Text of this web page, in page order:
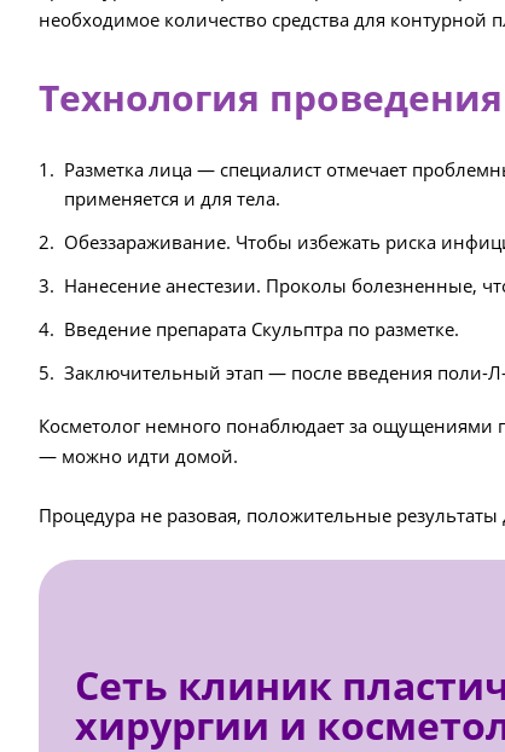
необходимое количество средства для
Технология проведения
Разметка лица — специалист отмечает
применяется и для тела.
Обеззараживание. Чтобы избежать риска
Нанесение анестезии. Проколы болезненные,
Введение препарата Скульптра по разметке.
Заключительный этап — после введения поли-
Косметолог немного понаблюдает за ощущениями
— можно идти домой.
Процедура не разовая, положительные
Сеть клиник
хирургии и